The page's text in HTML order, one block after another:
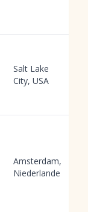
Salt Lake
City, USA
Amsterdam,
Niederlande